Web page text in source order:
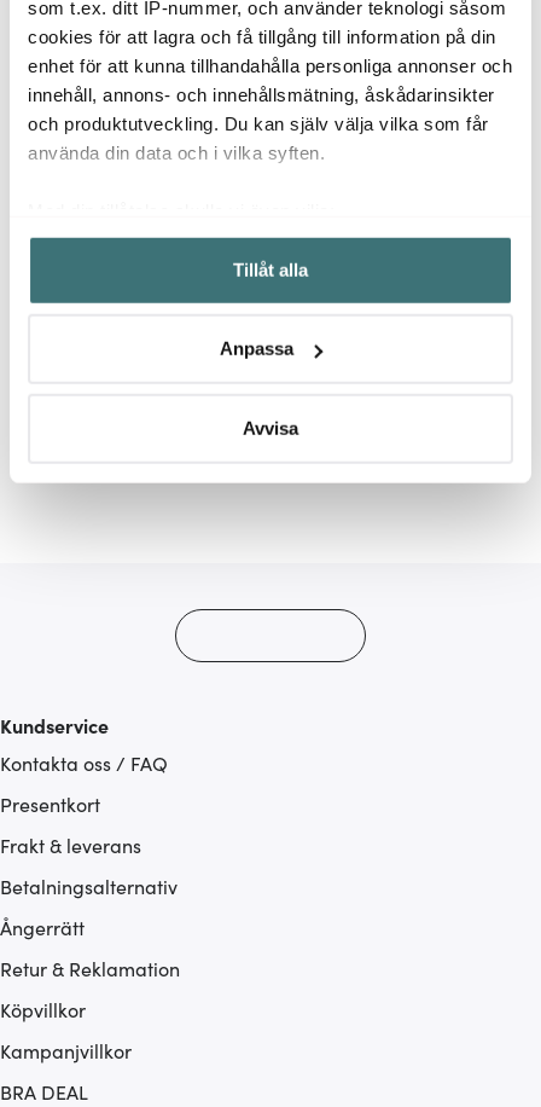
som t.ex. ditt IP-nummer, och använder teknologi såsom
cookies för att lagra och få tillgång till information på din
enhet för att kunna tillhandahålla personliga annonser och
innehåll, annons- och innehållsmätning, åskådarinsikter
och produktutveckling. Du kan själv välja vilka som får
använda din data och i vilka syften.
Samla in information om din geografiska plats som
kan ha en noggrannhet på upp till flera meter
Identifiera din enhet genom att aktivt skanna den för
Ta reda på mer om hur dina personliga uppgifter
Du kan ändra eller dra tillbaka ditt samtycke när som
som du vill dela med dig av.
Tillåt alla
Anpassa
Avvisa
199 kr
I lager
529 kr
I lager
104
Låt dig inspireras av våra kunder
Kundservice
Kontakta oss / FAQ
Presentkort
Frakt & leverans
Betalningsalternativ
Ångerrätt
Retur & Reklamation
Köpvillkor
Kampanjvillkor
BRA DEAL